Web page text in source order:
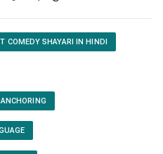
COMEDY SHAYARI IN HINDI